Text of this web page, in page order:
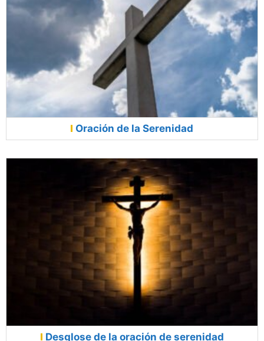
Oración de la Serenidad
Desglose de la oración de serenidad